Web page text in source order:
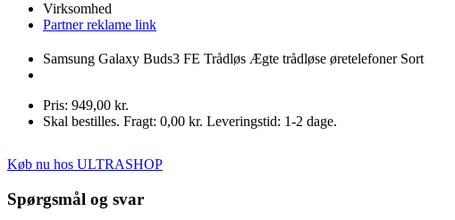
Virksomhed
Partner reklame link
Samsung Galaxy Buds3 FE Trådløs Ægte trådløse øretelefoner Sort
Pris: 949,00 kr.
Skal bestilles. Fragt: 0,00 kr. Leveringstid: 1-2 dage.
Køb nu hos ULTRASHOP
Spørgsmål og svar